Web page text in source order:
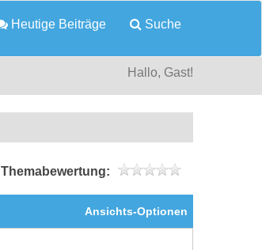
Heutige Beiträge Suche
Hallo, Gast!
Themabewertung:
Ansichts-Optionen